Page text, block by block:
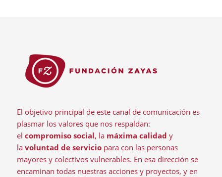
El objetivo principal de este canal de comunicación es
plasmar los valores que nos respaldan:
el compromiso social, la máxima calidad y
la voluntad de serviciopara con las personas
mayores y colectivos vulnerables. En esa dirección se
encaminan todas nuestras acciones y proyectos, y en